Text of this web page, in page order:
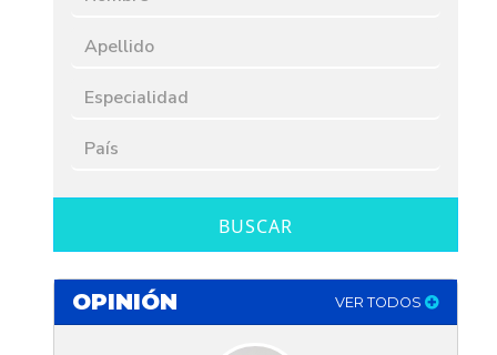
BUSCAR
OPINIÓN VER TODOS